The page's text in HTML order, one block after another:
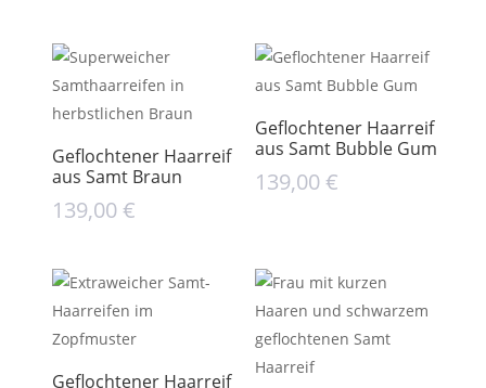
Geflochtener Haarreif
aus Samt Braun
139,00€
Geflochtener Haarreif
aus Samt Bubble Gum
139,00€
Geflochtener Haarreif